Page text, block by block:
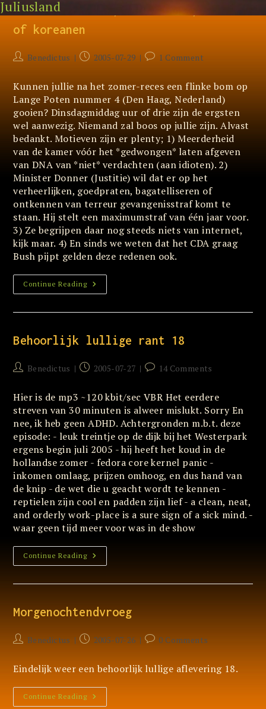
Skip
to
content
Juliusland
Lieve arabieren, amerikanen, fransen
of koreanen
PostBenedictus
Post2005-07-29
Post1 Comment
Kunnen jullie na het zomer-reces een flinke bom op
Lange Poten nummer 4 (Den Haag, Nederland)
gooien? Dinsdagmiddag uur of drie zijn de ergsten
wel aanwezig. Niemand zal boos op jullie zijn. Alvast
bedankt. Motieven zijn er plenty; 1) Meerderheid
van de kamer vóór het *gedwongen* laten afgeven
van DNA van *niet* verdachten (aan idioten). 2)
Minister Donner (Justitie) wil dat er op het
verheerlijken, goedpraten, bagatelliseren of
ontkennen van terreur gevangenisstraf komt te
staan. Hij stelt een maximumstraf van één jaar voor.
3) Ze begrijpen daar nog steeds niets van internet,
kijk maar. 4) En sinds we weten dat het CDA graag
Bush pijpt gelden deze redenen ook.
Continue ReadingLieve
Arabieren,
Fransen
Behoorlijk lullige rant 18
PostBenedictus
Post2005-07-27
Post14 Comments
Hier is de mp3 ~120 kbit/sec VBR Het eerdere
streven van 30 minuten is alweer mislukt. Sorry En
nee, ik heb geen ADHD. Achtergronden m.b.t. deze
episode: - leuk treintje op de dijk bij het Westerpark
ergens begin juli 2005 - hij heeft het koud in de
hollandse zomer - fedora core kernel panic -
inkomen omlaag, prijzen omhoog, en dus hand van
de knip - de wet die u geacht wordt te kennen -
reptielen zijn cool en padden zijn lief - a clean, neat,
and orderly work-place is a sure sign of a sick mind. -
waar geen tijd meer voor was in de show
Continue ReadingBehoorlijk
Lullige
18
Morgenochtendvroeg
PostBenedictus
Post2005-07-26
Post0 Comments
Eindelijk weer een behoorlijk lullige aflevering 18.
Continue ReadingMorgenochtendvroeg